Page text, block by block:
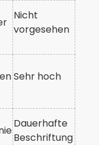
Nicht
vorgesehen
Sehr hoch
Dauerhafte
Beschriftung